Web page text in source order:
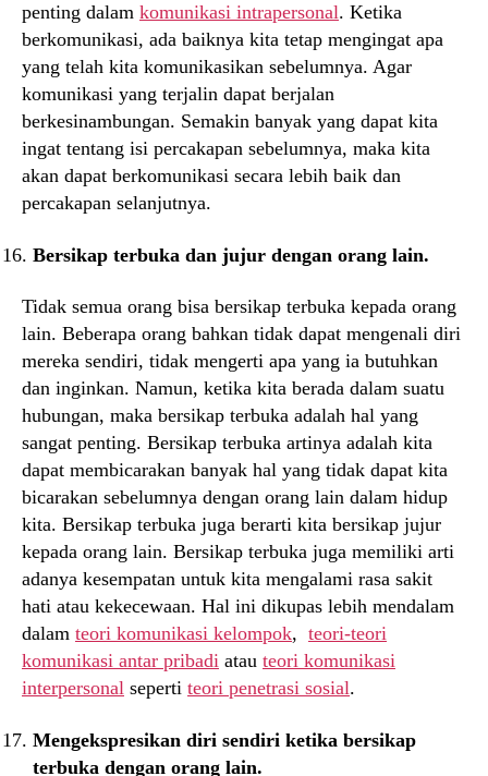
penting dalam komunikasi intrapersonal. Ketika
berkomunikasi, ada baiknya kita tetap mengingat apa
yang telah kita komunikasikan sebelumnya. Agar
komunikasi yang terjalin dapat berjalan
berkesinambungan. Semakin banyak yang dapat kita
ingat tentang isi percakapan sebelumnya, maka kita
akan dapat berkomunikasi secara lebih baik dan
percakapan selanjutnya.
Bersikap terbuka dan jujur dengan orang lain.
Tidak semua orang bisa bersikap terbuka kepada orang
lain. Beberapa orang bahkan tidak dapat mengenali diri
mereka sendiri, tidak mengerti apa yang ia butuhkan
dan inginkan. Namun, ketika kita berada dalam suatu
hubungan, maka bersikap terbuka adalah hal yang
sangat penting. Bersikap terbuka artinya adalah kita
dapat membicarakan banyak hal yang tidak dapat kita
bicarakan sebelumnya dengan orang lain dalam hidup
kita. Bersikap terbuka juga berarti kita bersikap jujur
kepada orang lain. Bersikap terbuka juga memiliki arti
adanya kesempatan untuk kita mengalami rasa sakit
hati atau kekecewaan. Hal ini dikupas lebih mendalam
dalam teori komunikasi kelompok, teori-teori
komunikasi antar pribadi atau teori komunikasi
interpersonal seperti teori penetrasi sosial.
Mengekspresikan diri sendiri ketika bersikap
terbuka dengan orang lain.